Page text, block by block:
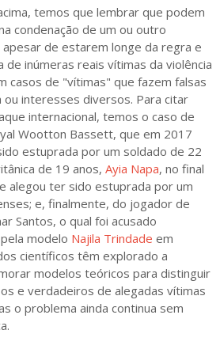
temos que lembrar que podem
condenação de um ou outro
apesar de estarem longe da regra e
de inúmeras reais vítimas da violência
casos de "vítimas" que fazem falsas
ou interesses diversos. Para citar
internacional, temos o caso de
Wootton Bassett, que em 2017
estuprada por um soldado de 22
de 19 anos, Ayia Napa, no final
alegou ter sido estuprada por um
e, finalmente, do jogador de
Santos, o qual foi acusado
modelo Najila Trindade em
científicos têm explorado a
modelos teóricos para distinguir
e verdadeiros de alegadas vítimas
o problema ainda continua sem